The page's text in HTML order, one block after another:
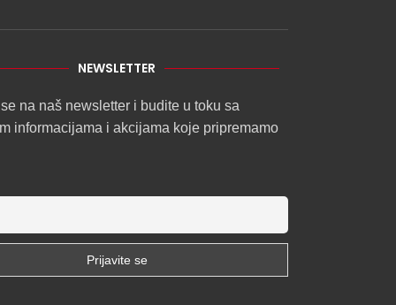
NEWSLETTER
na naš newsletter i budite u toku sa
informacijama i akcijama koje pripremamo